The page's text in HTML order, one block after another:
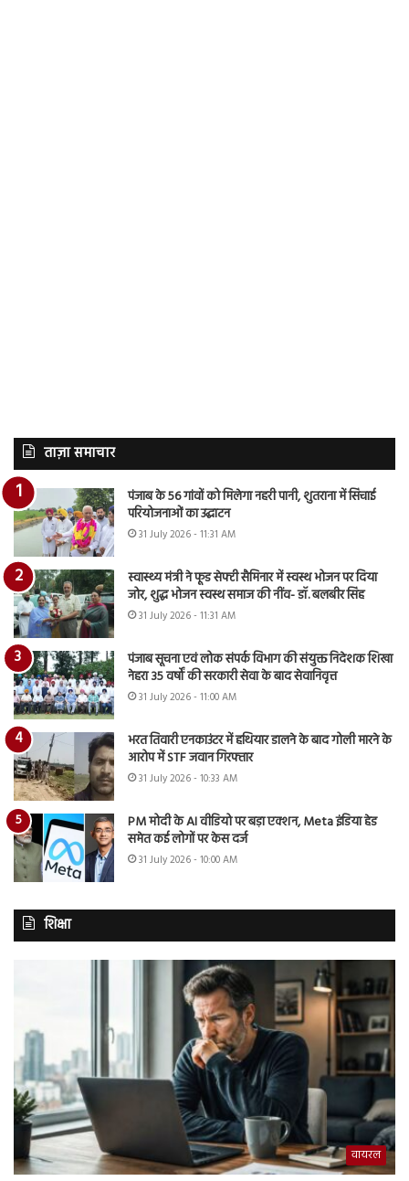
ताज़ा समाचार
पंजाब के 56 गांवों को मिलेगा नहरी पानी, शुतराना में सिंचाई
परियोजनाओं का उद्घाटन
31 July 2026 - 11:31 AM
स्वास्थ्य मंत्री ने फूड सेफ्टी सैमिनार में स्वस्थ भोजन पर दिया
जोर, शुद्ध भोजन स्वस्थ समाज की नींव- डॉ. बलबीर सिंह
31 July 2026 - 11:31 AM
पंजाब सूचना एवं लोक संपर्क विभाग की संयुक्त निदेशक शिखा
नेहरा 35 वर्षों की सरकारी सेवा के बाद सेवानिवृत्त
31 July 2026 - 11:00 AM
भरत तिवारी एनकाउंटर में हथियार डालने के बाद गोली मारने के
आरोप में STF जवान गिरफ्तार
31 July 2026 - 10:33 AM
PM मोदी के AI वीडियो पर बड़ा एक्शन, Meta इंडिया हेड
समेत कई लोगों पर केस दर्ज
31 July 2026 - 10:00 AM
शिक्षा
वायरल